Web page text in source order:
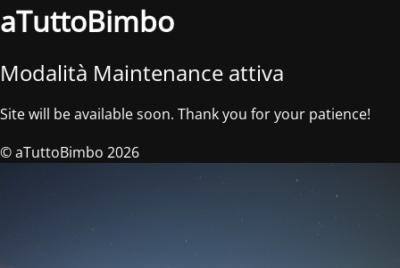
aTuttoBimbo
Modalità Maintenance attiva
Site will be available soon. Thank you for your patience!
© aTuttoBimbo 2026